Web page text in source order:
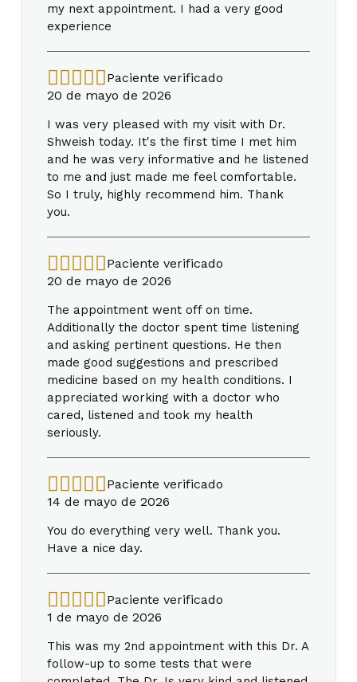
my next appointment. I had a very good
experience
Paciente verificado
20 de mayo de 2026
I was very pleased with my visit with Dr.
Shweish today. It's the first time I met him
and he was very informative and he listened
to me and just made me feel comfortable.
So I truly, highly recommend him. Thank
you.
Paciente verificado
20 de mayo de 2026
The appointment went off on time.
Additionally the doctor spent time listening
and asking pertinent questions. He then
made good suggestions and prescribed
medicine based on my health conditions. I
appreciated working with a doctor who
cared, listened and took my health
seriously.
Paciente verificado
14 de mayo de 2026
You do everything very well. Thank you.
Have a nice day.
Paciente verificado
1 de mayo de 2026
This was my 2nd appointment with this Dr. A
follow-up to some tests that were